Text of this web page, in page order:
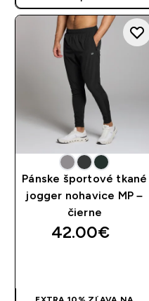
AUTOMATICKY PRI KÚPE 3
Pánske športové tkané
jogger nohavice MP –
čierne
42.00€‎